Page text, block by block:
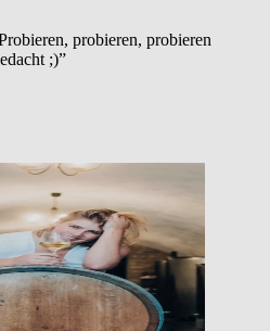
probieren, probieren
;)”